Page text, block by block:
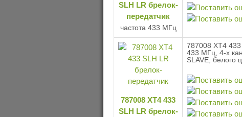
SLH LR брелок-
передатчик
частота 433 МГц
787008 XT4 433
SLH LR брелок-
787008 XT4 433
433 МГц, 4-х
SLAVE, белого